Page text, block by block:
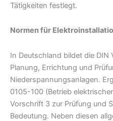
Tätigkeiten festlegt.
Normen für
In Deutschland bildet die DIN
Planung, Errichtung und
Niederspannungsanlagen.
0105-100 (Betrieb
Vorschrift 3 zur Prüfung und
Bedeutung. Neben diesen